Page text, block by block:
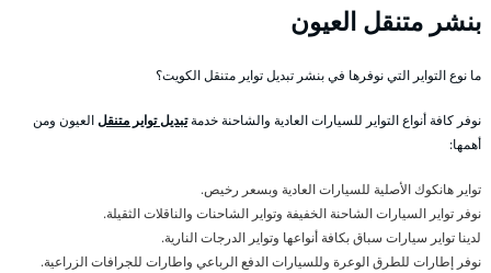
بنشر متنقل العيون
ما نوع التواير التي نوفرها في بنشر تبديل تواير متنقل الكويت؟
نوفر كافة أنواع التواير للسيارات العادية والشاحنة خدمةتبديل تواير متنقلالعيون ومن
أهمها:
تواير هانكوك الأصلية للسيارات العادية وبسعر رخيص.
نوفر تواير السيارات الشاحنة الخفيفة وتواير الشاحنات والناقلات الثقيلة.
لدينا تواير سيارات سباق بكافة أنواعها وتواير الدرجات النارية.
نوفر إطارات للطرق الوعرة وللسيارات الدفع الرباعي واطارات للجرافات الزراعية.